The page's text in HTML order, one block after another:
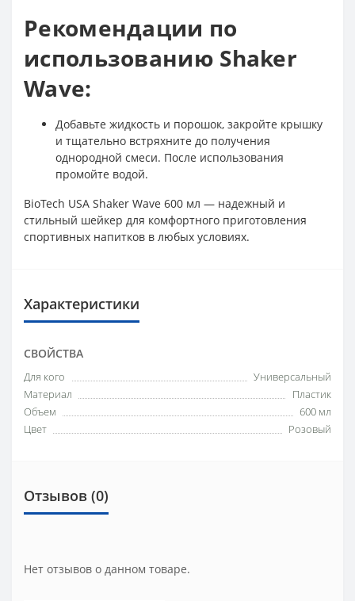
Рекомендации по
использованию Shaker
Wave:
Добавьте жидкость и порошок, закройте крышку
и тщательно встряхните до получения
однородной смеси. После использования
промойте водой.
BioTech USA Shaker Wave 600 мл — надежный и
стильный шейкер для комфортного приготовления
спортивных напитков в любых условиях.
Характеристики
СВОЙСТВА
Для кого
Универсальный
Материал
Пластик
Объем
600 мл
Цвет
Розовый
Отзывов (0)
Нет отзывов о данном товаре.